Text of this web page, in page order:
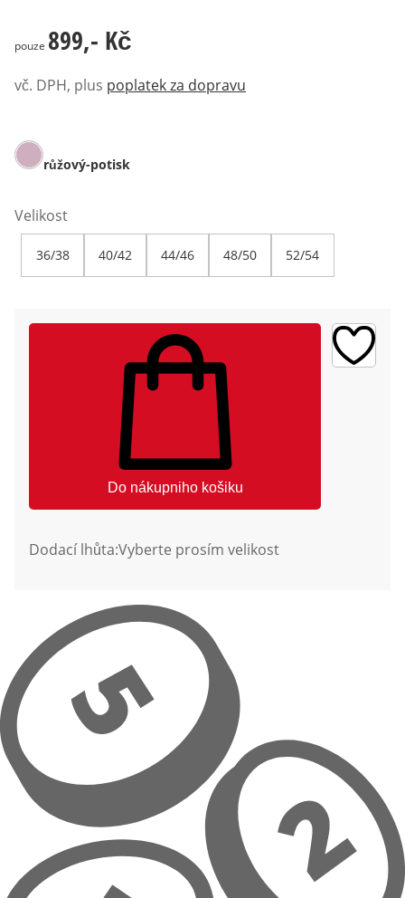
899,- Kč
pouze 899,- Kč
vč. DPH, plus poplatek za dopravu
růžový-potisk
Velikost
36/38 40/42 44/46 48/50 52/54
Do nákupniho košiku
Dodací lhůta:Vyberte prosím velikost